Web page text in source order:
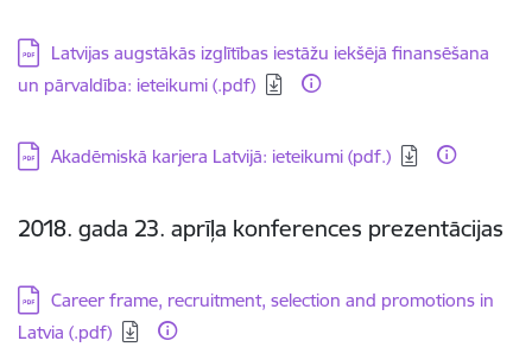
Lejupielādēt:
Latvijas augstākās izglītības iestāžu iekšējā finansēšana
un pārvaldība: ieteikumi (.pdf)
Lejupielādēt:
Akadēmiskā karjera Latvijā: ieteikumi (pdf.)
2018. gada 23. aprīļa konferences prezentācijas
Lejupielādēt:
Career frame, recruitment, selection and promotions in
Latvia (.pdf)